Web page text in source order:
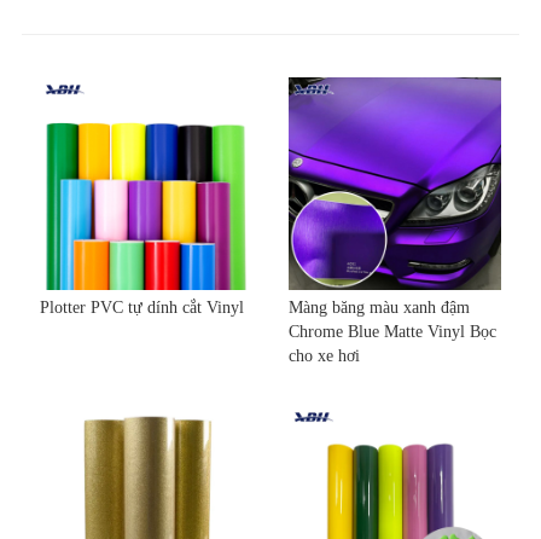
Plotter PVC tự dính cắt Vinyl
Màng băng màu xanh đậm
Chrome Blue Matte Vinyl Bọc
cho xe hơi